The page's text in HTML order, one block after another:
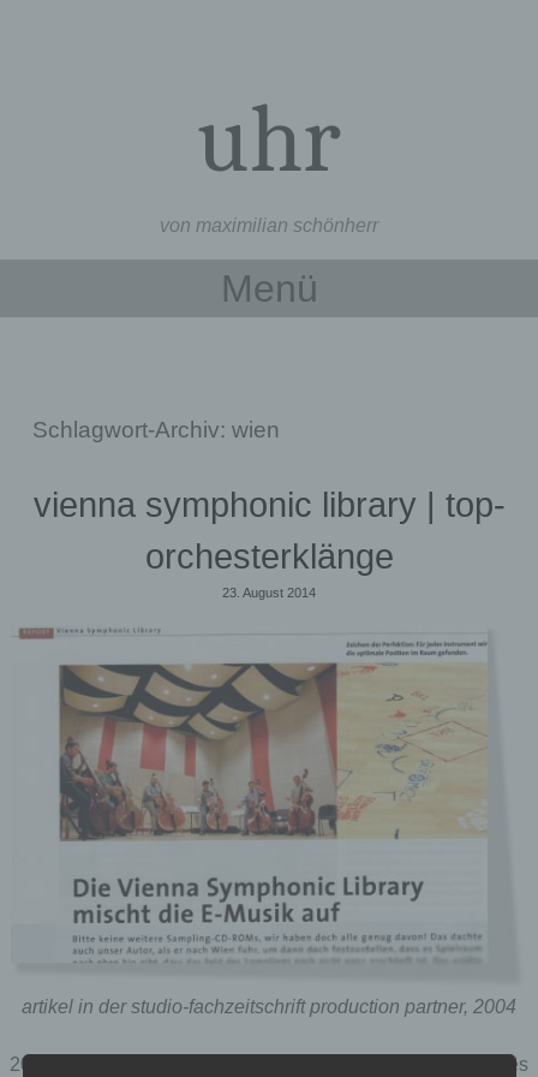
uhr
von maximilian schönherr
Menü
Schlagwort-Archiv:wien
vienna symphonic library | top-
orchesterklänge
23. August 2014
artikel in der studio-fachzeitschrift production partner, 2004
2004 flog ich nach wien, weil dort ein orchestrales